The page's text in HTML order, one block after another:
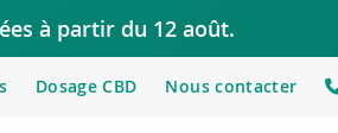
à partir du 12 août.
Dosage CBD Nous contacter